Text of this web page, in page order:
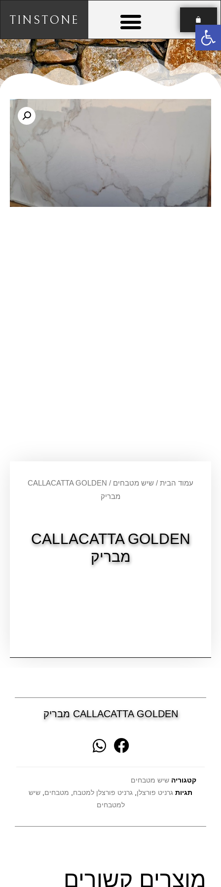
פתח סרגל נגישות TINSTONE
עמוד הבית / שיש מטבחים
/ CALLACATTA GOLDEN
מבריק
CALLACATTA GOLDEN
מבריק
CALLACATTA GOLDEN מבריק
קטגוריה שיש מטבחים
תגיות גרניט פורצלן גרניט פורצלן למטבח מטבחים שיש
למטבחים
מוצרים קשורים